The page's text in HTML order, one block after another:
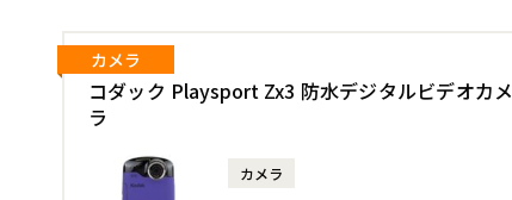
コダック Playsport Zx3 防水デジタルビデオカメ
ラ
カメラ
カメラ